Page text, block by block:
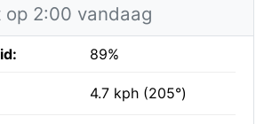
op 2:00 vandaag
89%
4.7 kph (205°)